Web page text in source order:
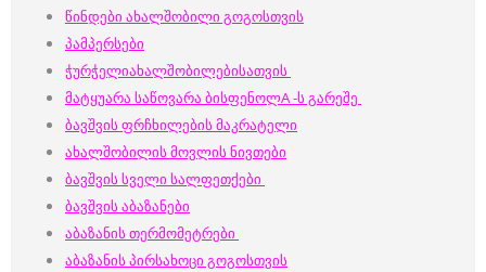
წინდები ახალშობილი გოგოსთვის
პამპერსები
ჭურჭელიახალშობილებისათვის
მატყუარა საწოვარა ბისფენოლA -ს გარეშე
ბავშვის ფრჩხილების მაკრატელი
ახალშობილის მოვლის ნივთები
ბავშვის სველი სალფეთქები
ბავშვის აბაზანები
აბაზანის თერმომეტრები
აბაზანის პირსახოცი გოგოსთვის